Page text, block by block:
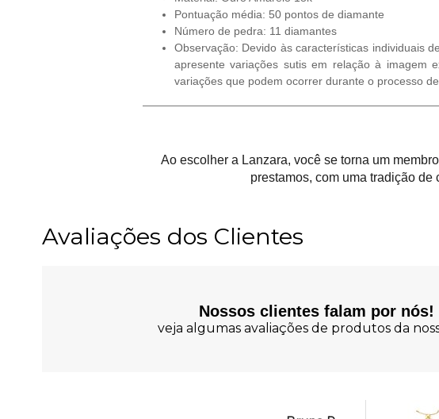
Pontuação média: 50 pontos de diamante
Número de pedra: 11 diamantes
Observação: Devido às características individuais
apresente variações sutis em relação à imagem
variações que podem ocorrer durante o processo
Ao escolher a Lanzara, você se torna um
prestamos, com uma tradição
Avaliações dos Clientes
Nossos clientes falam por nós!
veja algumas avaliações de produtos da